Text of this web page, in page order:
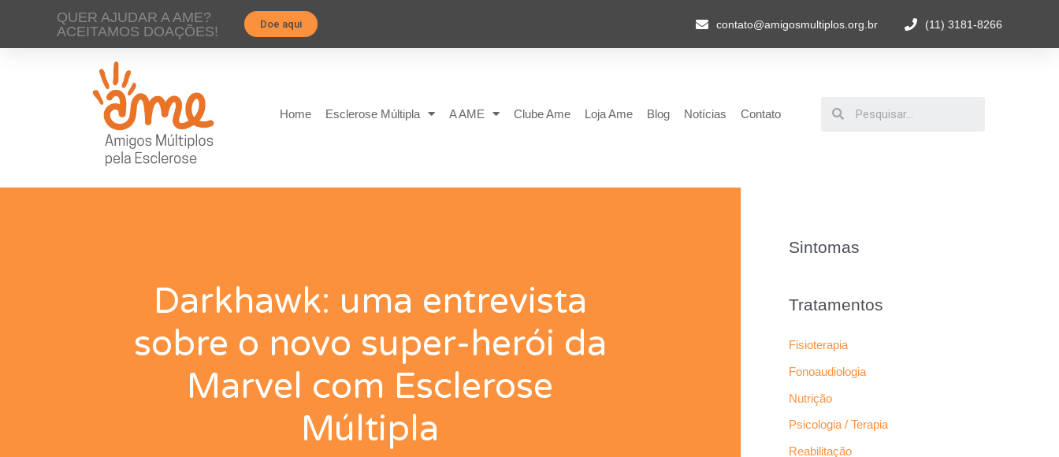
QUER AJUDAR A AME?
ACEITAMOS DOAÇÕES!
Doe aqui contato@amigosmultiplos.org.br (11) 3181-8266
Home Esclerose Múltipla A AME Clube Ame Loja Ame Blog Notícias Contato
Darkhawk: uma entrevista
sobre o novo super-herói da
Marvel com Esclerose
Múltipla
Sintomas
Tratamentos
Fisioterapia
Fonoaudiologia
Nutrição
Psicologia / Terapia
Reabilitação